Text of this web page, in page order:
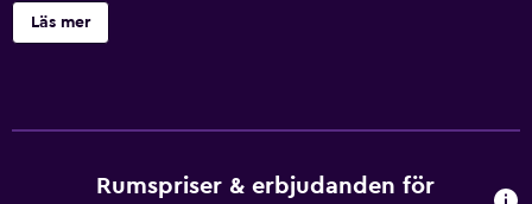
av faciliteter tillgängligt för boende på detta hotellet, som
inkluderar bowlingbana, skoputsning och mötesrum.
restauranger som serverar lokal och internationell mat i
Läs mer
Rumspriser & erbjudanden för